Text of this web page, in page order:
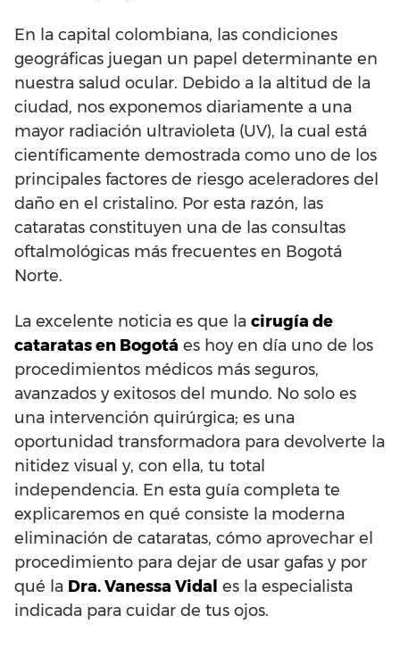
En la capital colombiana, las condiciones
geográficas juegan un papel determinante en
nuestra salud ocular. Debido a la altitud de la
ciudad, nos exponemos diariamente a una
mayor radiación ultravioleta (UV), la cual está
científicamente demostrada como uno de los
principales factores de riesgo aceleradores del
daño en el cristalino. Por esta razón, las
cataratas constituyen una de las consultas
oftalmológicas más frecuentes en Bogotá
Norte.
La excelente noticia es que la cirugía de
cataratas en Bogotá es hoy en día uno de los
procedimientos médicos más seguros,
avanzados y exitosos del mundo. No solo es
una intervención quirúrgica; es una
oportunidad transformadora para devolverte la
nitidez visual y, con ella, tu total
independencia. En esta guía completa te
explicaremos en qué consiste la moderna
eliminación de cataratas, cómo aprovechar el
procedimiento para dejar de usar gafas y por
qué la Dra. Vanessa Vidal es la especialista
indicada para cuidar de tus ojos.